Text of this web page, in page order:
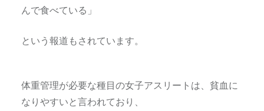
んで食べている」
という報道もされています。
体重管理が必要な種目の女子アスリートは、貧血に
なりやすいと言われており、